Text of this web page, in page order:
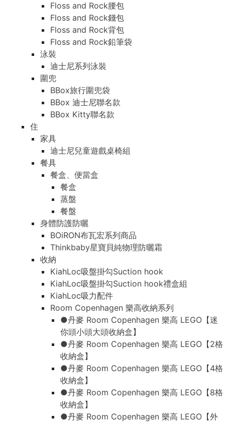
Floss and Rock腰包
Floss and Rock錢包
Floss and Rock背包
Floss and Rock鉛筆袋
泳裝
迪士尼系列泳裝
圍兜
BBox旅行圍兜袋
BBox 迪士尼聯名款
BBox Kitty聯名款
住
家具
迪士尼兒童遊戲桌椅組
餐具
餐盒、便當盒
餐盒
蒸盤
餐盤
身體防護防曬
BOiRON布瓦宏系列商品
Thinkbaby星寶貝純物理防曬霜
收納
KiahLoc吸盤掛勾Suction hook
KiahLoc吸盤掛勾Suction hook禮盒組
KiahLoc吸力配件
Room Copenhagen 樂高收納系列
●丹麥 Room Copenhagen 樂高 LEGO【迷
你頭小頭大頭收納盒】
●丹麥 Room Copenhagen 樂高 LEGO【2格
收納盒】
●丹麥 Room Copenhagen 樂高 LEGO【4格
收納盒】
●丹麥 Room Copenhagen 樂高 LEGO【8格
收納盒】
●丹麥 Room Copenhagen 樂高 LEGO【外